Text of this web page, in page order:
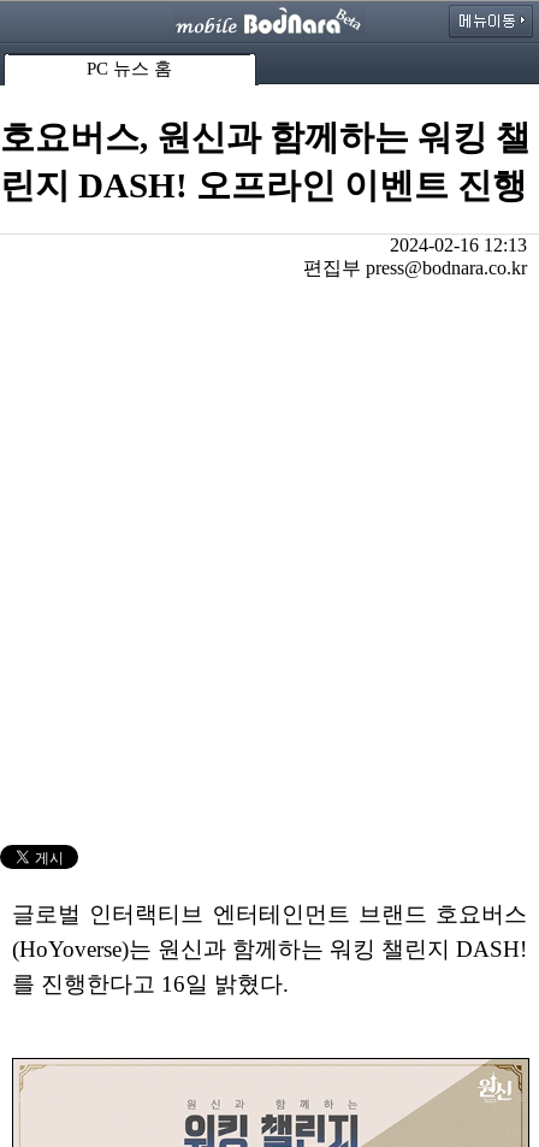
PC 뉴스 홈
호요버스, 원신과 함께하는 워킹 챌
린지 DASH! 오프라인 이벤트 진행
2024-02-16 12:13
편집부 press@bodnara.co.kr
글로벌 인터랙티브 엔터테인먼트 브랜드 호요버스
(HoYoverse)는 원신과 함께하는 워킹 챌린지 DASH!
를 진행한다고 16일 밝혔다.